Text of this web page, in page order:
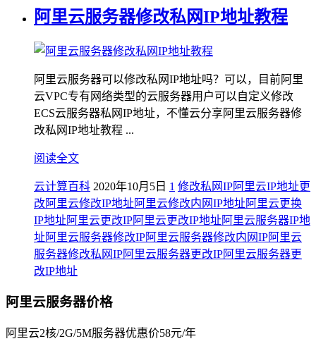
阿里云服务器修改私网IP地址教程
阿里云服务器可以修改私网IP地址吗？可以，目前阿里
云VPC专有网络类型的云服务器用户可以自定义修改
ECS云服务器私网IP地址，不懂云分享阿里云服务器修
改私网IP地址教程 ...
阅读全文
云计算百科 2020年10月5日 1 修改私网IP阿里云IP地址更
改阿里云修改IP地址阿里云修改内网IP地址阿里云更换
IP地址阿里云更改IP阿里云更改IP地址阿里云服务器IP地
址阿里云服务器修改IP阿里云服务器修改内网IP阿里云
服务器修改私网IP阿里云服务器更改IP阿里云服务器更
改IP地址
阿里云服务器价格
阿里云2核/2G/5M服务器优惠价58元/年